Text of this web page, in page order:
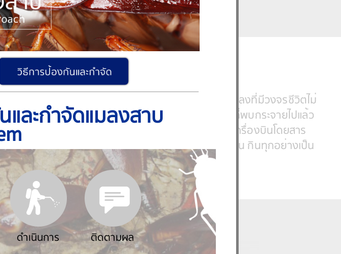
แมลงสาบ (Cockroach)
แมลงที่อยู่ในอันดับ Blattodea หรือ Blattaria จัดเป็นแมลงที่มีวงจรชีวิตไม่
สมบูรณ์ คือ ไม่เป็นตัวหนอนและดักแด้ ปัจจุบันเป็นแมลงที่พบกระจายไปแล้ว
ทั่วโลกโดยติดไปกับยานพาหนะต่างๆ พบได้ถึงขนาดบนเครื่องบินโดยสาร‪
หากินตามพื้นดินเป็นหลัก ตามที่มืดๆ หรือในเวลากลางคืน กินทุกอย่างเป็น
อาหาร ถือเป็นสัตว์ที่เป็นพาหะนำโรค และน่ารังเกียจ